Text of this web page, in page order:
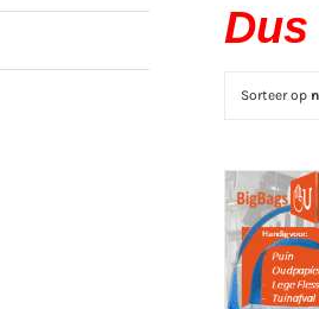
Sorteer op